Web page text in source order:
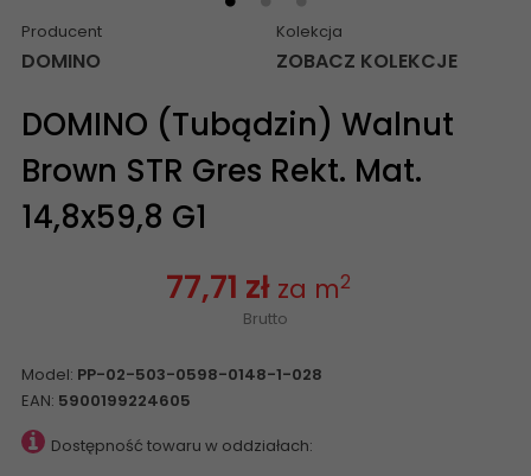
Producent
DOMINO
Kolekcja
ZOBACZ KOLEKCJE
DOMINO (Tubądzin) Walnut
Brown STR Gres Rekt. Mat.
14,8x59,8 G1
77,71 zł za m2
Brutto
Model: PP-02-503-0598-0148-1-028
EAN: 5900199224605
Dostępność towaru w oddziałach: